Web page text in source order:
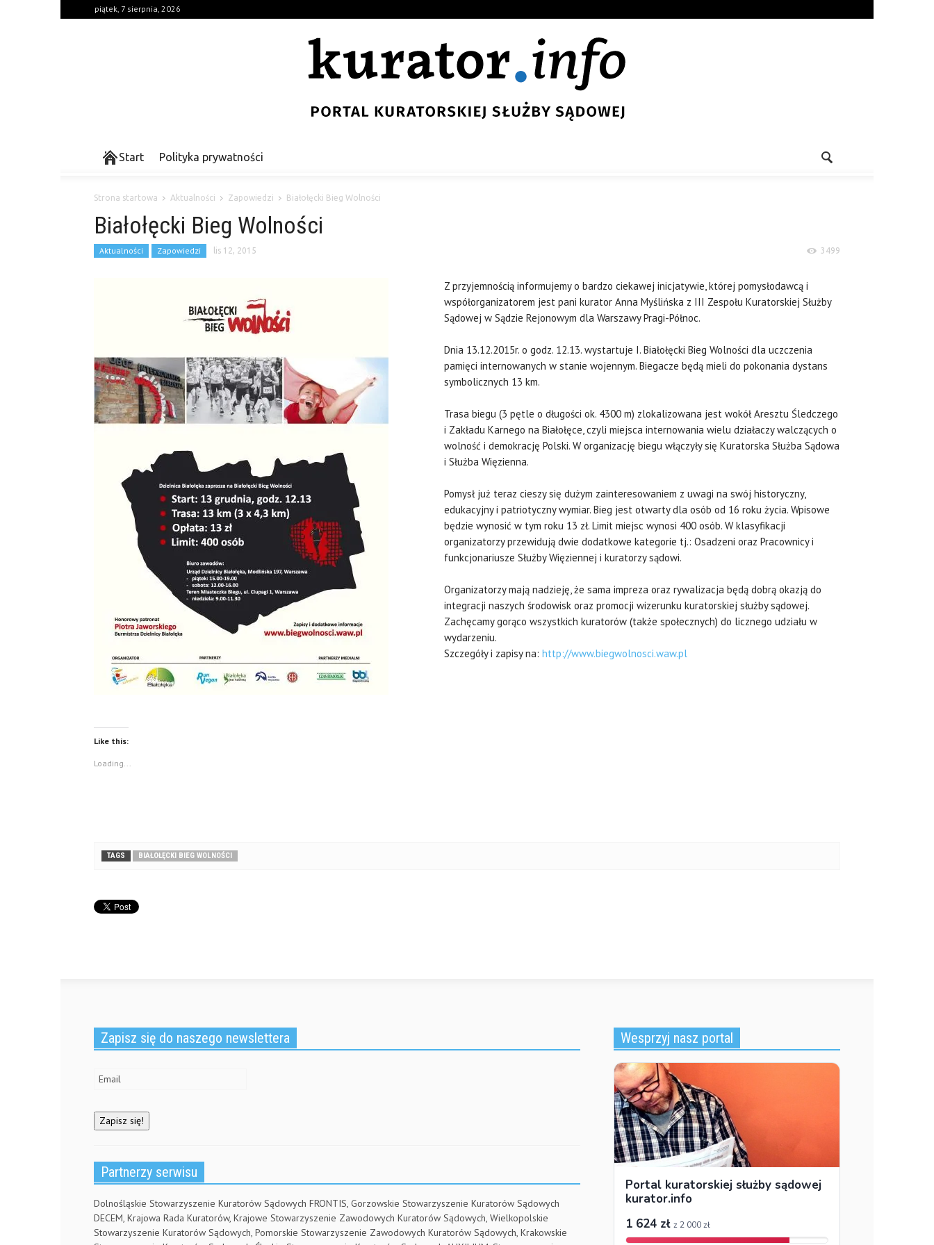
piątek, 7 sierpnia, 2026
Start Polityka prywatności
Strona startowa Aktualności Zapowiedzi Białołęcki Bieg Wolności
Białołęcki Bieg Wolności
Aktualności Zapowiedzi lis 12, 2015 3499
Z przyjemnością informujemy o bardzo ciekawej inicjatywie, której pomysłodawcą i
współorganizatorem jest pani kurator Anna Myślińska z III Zespołu Kuratorskiej Służby
Sądowej w Sądzie Rejonowym dla Warszawy Pragi-Północ.
Dnia 13.12.2015r. o godz. 12.13. wystartuje I. Białołęcki Bieg Wolności dla uczczenia
pamięci internowanych w stanie wojennym. Biegacze będą mieli do pokonania dystans
symbolicznych 13 km.
Trasa biegu (3 pętle o długości ok. 4300 m) zlokalizowana jest wokół Aresztu Śledczego
i Zakładu Karnego na Białołęce, czyli miejsca internowania wielu działaczy walczących o
wolność i demokrację Polski. W organizację biegu włączyły się Kuratorska Służba Sądowa
i Służba Więzienna.
Pomysł już teraz cieszy się dużym zainteresowaniem z uwagi na swój historyczny,
edukacyjny i patriotyczny wymiar. Bieg jest otwarty dla osób od 16 roku życia. Wpisowe
będzie wynosić w tym roku 13 zł. Limit miejsc wynosi 400 osób. W klasyfikacji
organizatorzy przewidują dwie dodatkowe kategorie tj.: Osadzeni oraz Pracownicy i
funkcjonariusze Służby Więziennej i kuratorzy sądowi.
Organizatorzy mają nadzieję, że sama impreza oraz rywalizacja będą dobrą okazją do
integracji naszych środowisk oraz promocji wizerunku kuratorskiej służby sądowej.
Zachęcamy gorąco wszystkich kuratorów (także społecznych) do licznego udziału w
wydarzeniu.
Szczegóły i zapisy na:http://www.biegwolnosci.waw.pl
Like this:
Loading...
TAGS BIAŁOŁĘCKI BIEG WOLNOŚCI
Zapisz się do naszego newslettera
Partnerzy serwisu
Dolnośląskie Stowarzyszenie Kuratorów Sądowych FRONTIS, Gorzowskie Stowarzyszenie Kuratorów Sądowych
DECEM, Krajowa Rada Kuratorów, Krajowe Stowarzyszenie Zawodowych Kuratorów Sądowych, Wielkopolskie
Stowarzyszenie Kuratorów Sądowych, Pomorskie Stowarzyszenie Zawodowych Kuratorów Sądowych, Krakowskie
Wesprzyj nasz portal